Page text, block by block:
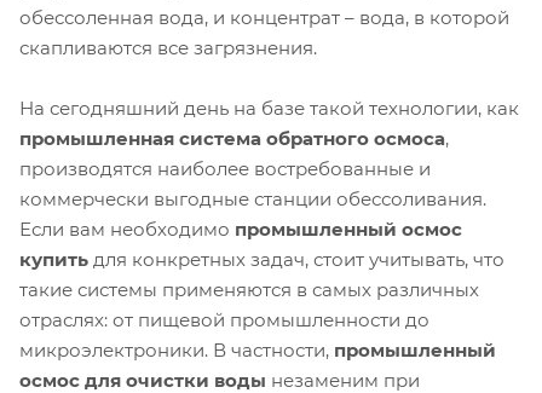
обессоленная вода, и концентрат – вода, в которой
скапливаются все загрязнения.
На сегодняшний день на базе такой технологии, как
промышленная система обратного осмоса,
производятся наиболее востребованные и
коммерчески выгодные станции обессоливания.
Если вам необходимо промышленный осмос
купить для конкретных задач, стоит учитывать, что
такие системы применяются в самых различных
отраслях: от пищевой промышленности до
микроэлектроники. В частности, промышленный
осмос для очистки воды незаменим при